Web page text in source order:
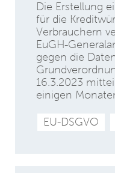
Die Erstellung
für die
Verbrauchern
EuGH-
gegen die
16.3.2023
einigen
EU-DSGVO